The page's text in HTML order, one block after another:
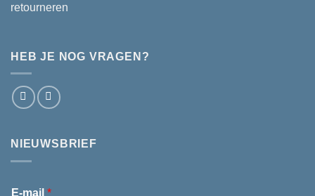
retourneren
HEB JE NOG VRAGEN?
NIEUWSBRIEF
E-mail *